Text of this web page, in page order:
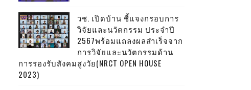
วช. เปิดบ้าน ชี้แจงกรอบการ
วิจัยและนวัตกรรม ประจำปี
2567พร้อมแถลงผลสำเร็จจาก
การวิจัยและนวัตกรรมด้าน
การรองรับสังคมสูงวัย(NRCT OPEN HOUSE
2023)